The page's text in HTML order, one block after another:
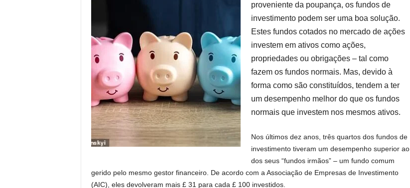
proveniente da poupança, os fundos de
investimento podem ser uma boa solução.
Estes fundos cotados no mercado de ações
investem em ativos como ações,
propriedades ou obrigações – tal como
fazem os fundos normais. Mas, devido à
forma como são constituídos, tendem a ter
um desempenho melhor do que os fundos
normais que investem nos mesmos ativos.
Nos últimos dez anos, três quartos dos fundos de
investimento tiveram um desempenho superior ao
dos seus “fundos irmãos” – um fundo comum
gerido pelo mesmo gestor financeiro. De acordo com a Associação de Empresas de Investimento
(AIC), eles devolveram mais £ 31 para cada £ 100 investidos.